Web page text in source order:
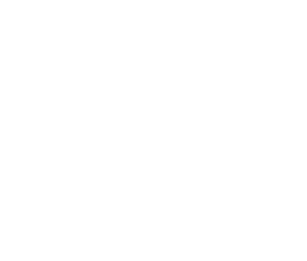
pro dospělé: animační program s večerní show a živou
Jazyky: angličtina, němčina a italština. Kreditní karty: